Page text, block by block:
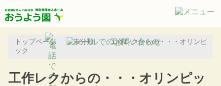
トップページ 未分類
工作レクからの・・・オリンピ
ック
工作レクからの・・・オリンピッ